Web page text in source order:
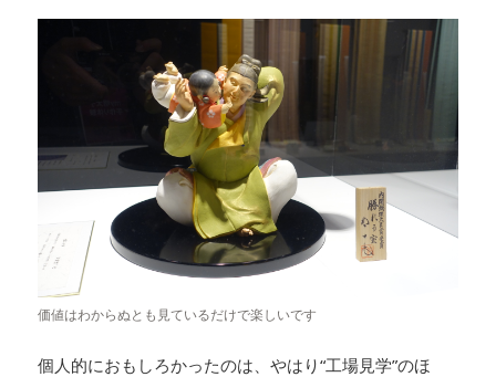
価値はわからぬとも見ているだけで楽しいです
個人的におもしろかったのは、やはり“工場見学”のほ